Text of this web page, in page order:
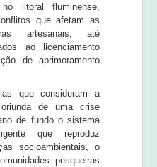
litoral fluminense,
que afetam as
artesanais, até
ao licenciamento
de aprimoramento
que consideram a
de uma crise
de fundo o sistema
que reproduz
socioambientais, o
pesqueiras